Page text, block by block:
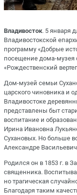
Владивосток. 5 января
Владивостокской
программу «Добрые
посещение дома-музея
«Рождественский
Дом-музей семьи
царского чиновника и
Владивостоке
представлены быт
воспитание и
Ирина Ивановна
Сухановых. Но больше
Александре
Родился он в 1853 г. в
священника.
но трагическая
Благодаря таким